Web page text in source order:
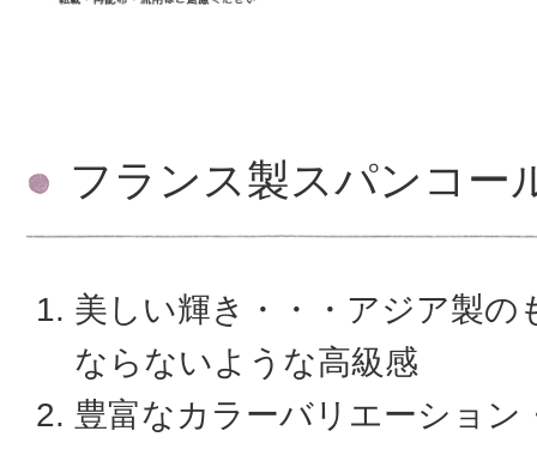
フランス製スパンコー
美しい輝き・・・アジア製の
ならないような高級感
豊富なカラーバリエーション